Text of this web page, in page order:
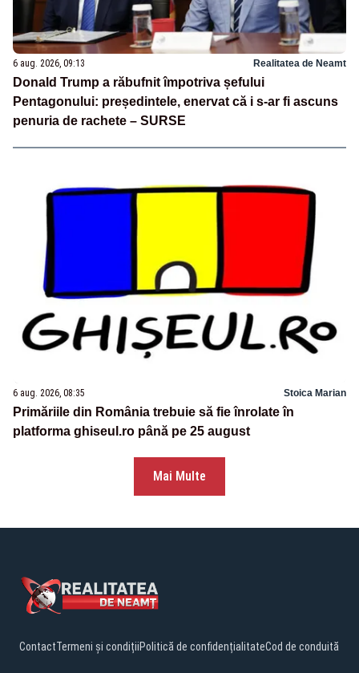
6 aug. 2026, 09:13 Realitatea de Neamt
Donald Trump a răbufnit împotriva șefului
Pentagonului: președintele, enervat că i s-ar fi ascuns
penuria de rachete – SURSE
6 aug. 2026, 08:35 Stoica Marian
Primăriile din România trebuie să fie înrolate în
platforma ghiseul.ro până pe 25 august
Mai Multe
ContactTermeni și condițiiPolitică de confidențialitateCod de conduită